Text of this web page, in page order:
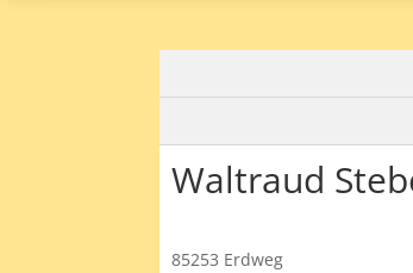
Waltraud
85253 Erdweg